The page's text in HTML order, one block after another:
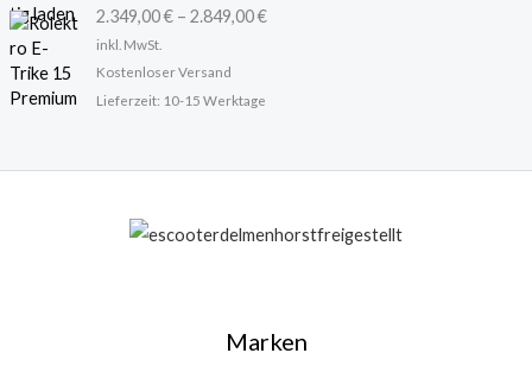
2.349,00€– 2.849,00€
inkl. MwSt.
Kostenloser Versand
Lieferzeit: 10-15 Werktage
Marken